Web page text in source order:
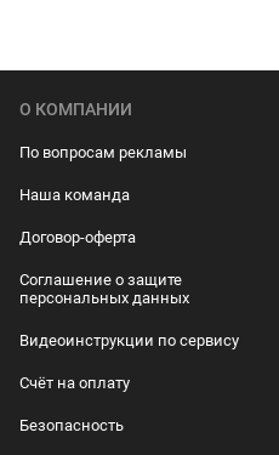
О КОМПАНИИ
По вопросам рекламы
Наша команда
Договор-оферта
Соглашение о защите
персональных данных
Видеоинструкции по сервису
Счёт на оплату
Безопасность